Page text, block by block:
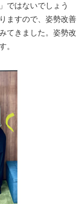
ではないでしょう
ますので、姿勢改善
てきました。姿勢改
。